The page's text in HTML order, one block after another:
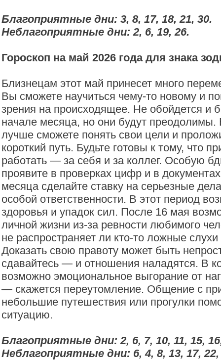
Благоприятные дни: 3, 8, 17, 18, 21, 30.
Неблагоприятные дни:2, 6, 19, 26.
Гороскоп на май 2026 года для знака
Близнецам этот май принесет много
Вы сможете научиться чему-то новому и
зрения на происходящее. Не обойдется и
начале месяца, но они будут
лучше сможете понять свои цели и
короткий путь. Будьте готовы к тому, что
работать — за себя и за коллег. Особую
проявите в проверках цифр и в
месяца сделайте ставку на серьезные
особой ответственности. В этот период
здоровья и упадок сил. После 16 мая
личной жизни из-за ревности любимого
не распространяет ли кто-то ложные
Доказать свою правоту может быть
сдавайтесь — и отношения наладятся. В
возможно эмоциональное выгорание от
— скажется переутомление. Общение с
небольшие путешествия или прогулки
ситуацию.
Благоприятные дни: 2, 6, 7, 10, 11, 15,
Неблагоприятные дни: 6, 4, 8, 13, 17, 22,